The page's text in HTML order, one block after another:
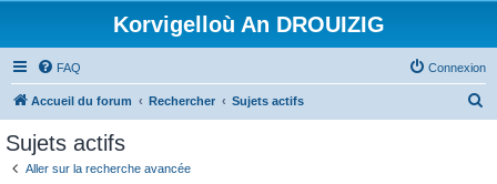
Korvigelloù An DROUIZIG
FAQ Connexion
Accueil du forum Rechercher Sujets actifs
Sujets actifs
Aller sur la recherche avancée